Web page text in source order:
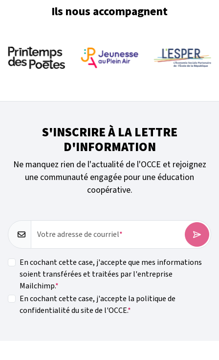
Ils nous accompagnent
S'INSCRIRE À LA LETTRE
D'INFORMATION
Ne manquez rien de l'actualité de l'OCCE et rejoignez
une communauté engagée pour une éducation
coopérative.
Votre adresse de courriel
En cochant cette case, j'accepte que mes informations
soient transférées et traitées par l'entreprise
Mailchimp.
En cochant cette case, j'accepte la politique de
confidentialité du site de l'OCCE.